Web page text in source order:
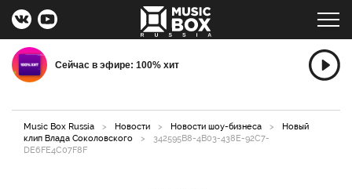
Сейчас в эфире: 100% хит
Music Box Russia > Новости > Новости шоу-бизнеса >
Новый
клип Влада Соколовского
>
342595B8-4B03-438E-92C7-
DE6FE4C07F8F